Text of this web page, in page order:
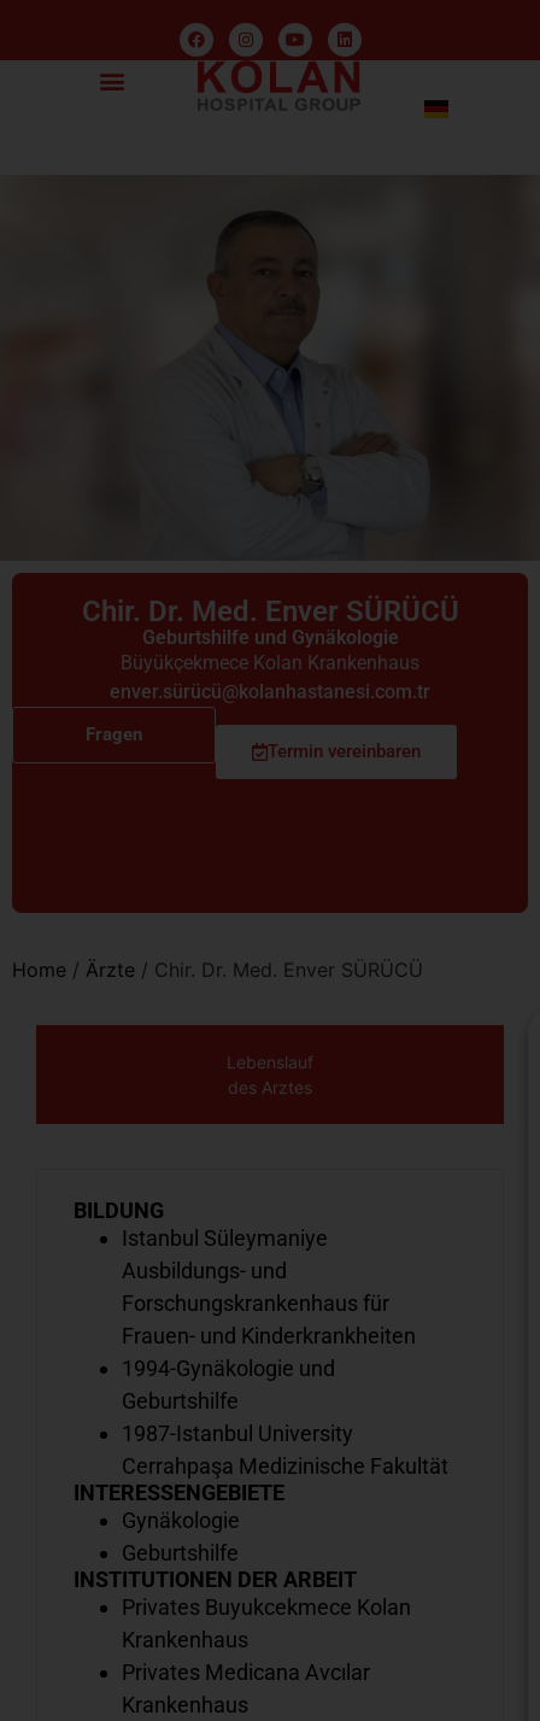
Chir. Dr. Med. Enver SÜRÜCÜ
Geburtshilfe und Gynäkologie
Büyükçekmece Kolan Krankenhaus
enver.sürücü@kolanhastanesi.com.tr
Fragen
Termin vereinbaren
Home / Ärzte / Chir. Dr. Med. Enver SÜRÜCÜ
Lebenslauf
des Arztes
BILDUNG
Istanbul Süleymaniye
Ausbildungs- und
Forschungskrankenhaus für
Frauen- und Kinderkrankheiten
1994-Gynäkologie und
Geburtshilfe
1987-Istanbul University
Cerrahpaşa Medizinische Fakultät
INTERESSENGEBIETE
Gynäkologie
Geburtshilfe
INSTITUTIONEN DER ARBEIT
Privates Buyukcekmece Kolan
Krankenhaus
Privates Medicana Avcılar
Krankenhaus